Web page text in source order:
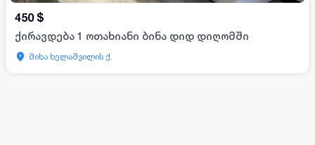
450 $
ქირავდება 1 ოთახიანი ბინა დიდ დიღომში
მიხა ხელაშვილის ქ.